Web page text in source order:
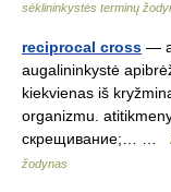
sėklininkystės terminų
reciprocal cross —
augalininkystė
kiekvienas iš
organizmu.
скрещивание;… …
žodynas